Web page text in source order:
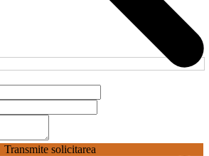
Transmite solicitarea